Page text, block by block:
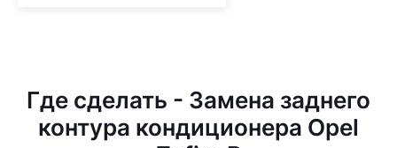
Где сделать - Замена заднего
контура кондиционера Opel